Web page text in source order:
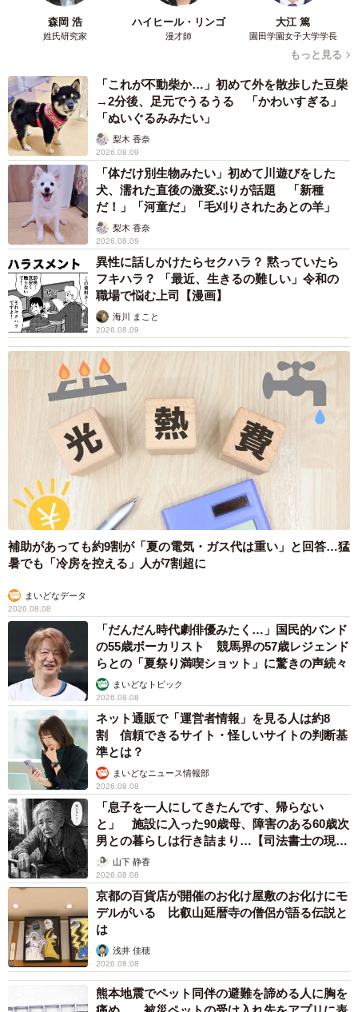
3/5
そんなSUAちゃんは「とにかくずっと動き回ってお転婆ち
ゃん」だといいます。
今回のビフォーアフター写真を投稿したのは、SUAちゃん
が10カ月を迎える前日。これまで撮りためた写真を見返し
ていた際に、ふと助産師とのやり取りを思い出し、記録と
して残したいと思ったのがきっかけだったといいます。
「『そういえば助産師さんにあんなこと言われたな〜』と
思い出して、そのときのことを忘れないようにと思って、
軽い気持ちで投稿しました。だから、反響があって本当に
びっくりしました」
投稿には、「うちも（同じようなことを）生まれた時に言
われた」「助産師さんたち、すごいですよね。 たくさんの
赤ちゃんを見てるだけあって、 産後すぐの状態でも分かる
んですね」といったコメントが寄せられ、同じような体験
を重ねる声が集まりました。
お転婆だという娘さん／母親提供
森岡 浩
姓氏研究家
ハイヒール・リンゴ
漫才師
大江 篤
園田学園女子大学学長
もっと見る
「これが不動柴か…」初めて外を散歩した豆柴
→2分後、足元でうるうる 「かわいすぎる」
「ぬいぐるみみたい」
梨木 香奈
2026.08.09
「体だけ別生物みたい」初めて川遊びをした
犬、濡れた直後の激変ぶりが話題 「新種
だ！」「河童だ」「毛刈りされたあとの羊」
梨木 香奈
2026.08.09
異性に話しかけたらセクハラ？ 黙っていたら
フキハラ？ 「最近、生きるの難しい」令和の
職場で悩む上司【漫画】
海川 まこと
2026.08.09
補助があっても約9割が「夏の電気・ガス代は重い」と回答…猛
暑でも「冷房を控える」人が7割超に
まいどなデータ
2026.08.08
「だんだん時代劇俳優みたく…」国民的バンド
の55歳ボーカリスト 競馬界の57歳レジェンド
らとの「夏祭り満喫ショット」に驚きの声続々
まいどなトピック
2026.08.08
ネット通販で「運営者情報」を見る人は約8
割 信頼できるサイト・怪しいサイトの判断基
準とは？
まいどなニュース情報部
2026.08.08
「息子を一人にしてきたんです、帰らない
と」 施設に入った90歳母、障害のある60歳次
男との暮らしは行き詰まり…【司法書士の現場
から】山下 静香
2026.08.08
京都の百貨店が開催のお化け屋敷のお化けにモ
デルがいる 比叡山延暦寺の僧侶が語る伝説と
は
浅井 佳穂
2026.08.08
熊本地震でペット同伴の避難を諦める人に胸を